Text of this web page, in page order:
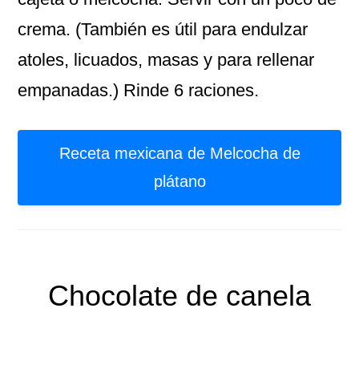
crema. (También es útil para endulzar
atoles, licuados, masas y para rellenar
empanadas.) Rinde 6 raciones.
Receta mexicana de Melcocha de
plátano
Chocolate de canela